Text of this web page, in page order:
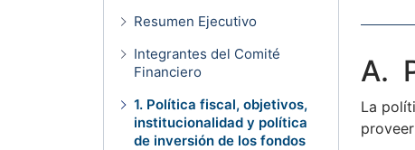
A.
La
Resumen Ejecutivo
Integrantes del Comité
Financiero
1. Política fiscal, objetivos,
institucionalidad y política
de inversión de los fondos